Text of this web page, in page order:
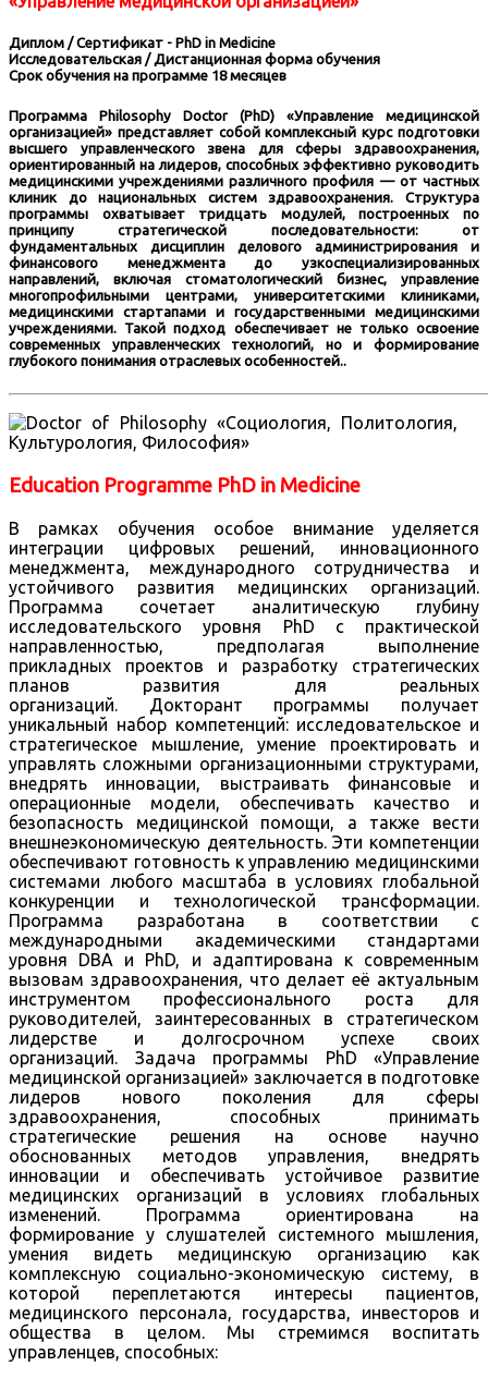
Диплом / Сертификат - PhD in Medicine
Исследовательская / Дистанционная форма обучения
Срок обучения на программе 18 месяцев
Программа Philosophy Doctor (PhD) «Управление медицинской
организацией» представляет собой комплексный курс подготовки
высшего управленческого звена для сферы здравоохранения,
ориентированный на лидеров, способных эффективно руководить
медицинскими учреждениями различного профиля — от частных
клиник до национальных систем здравоохранения. Структура
программы охватывает тридцать модулей, построенных по
принципу стратегической последовательности: от
фундаментальных дисциплин делового администрирования и
финансового менеджмента до узкоспециализированных
направлений, включая стоматологический бизнес, управление
многопрофильными центрами, университетскими клиниками,
медицинскими стартапами и государственными медицинскими
учреждениями. Такой подход обеспечивает не только освоение
современных управленческих технологий, но и формирование
глубокого понимания отраслевых особенностей..
Education Programme PhD in Medicine
В рамках обучения особое внимание уделяется
интеграции цифровых решений, инновационного
менеджмента, международного сотрудничества и
устойчивого развития медицинских организаций.
Программа сочетает аналитическую глубину
исследовательского уровня PhD с практической
направленностью, предполагая выполнение
прикладных проектов и разработку стратегических
планов развития для реальных
организаций. Докторант программы получает
уникальный набор компетенций: исследовательское и
стратегическое мышление, умение проектировать и
управлять сложными организационными структурами,
внедрять инновации, выстраивать финансовые и
операционные модели, обеспечивать качество и
безопасность медицинской помощи, а также вести
внешнеэкономическую деятельность. Эти компетенции
обеспечивают готовность к управлению медицинскими
системами любого масштаба в условиях глобальной
конкуренции и технологической трансформации.
Программа разработана в соответствии с
международными академическими стандартами
уровня DBA и PhD, и адаптирована к современным
вызовам здравоохранения, что делает её актуальным
инструментом профессионального роста для
руководителей, заинтересованных в стратегическом
лидерстве и долгосрочном успехе своих
организаций. Задача программы PhD «Управление
медицинской организацией» заключается в подготовке
лидеров нового поколения для сферы
здравоохранения, способных принимать
стратегические решения на основе научно
обоснованных методов управления, внедрять
инновации и обеспечивать устойчивое развитие
медицинских организаций в условиях глобальных
изменений. Программа ориентирована на
формирование у слушателей системного мышления,
умения видеть медицинскую организацию как
комплексную социально-экономическую систему, в
которой переплетаются интересы пациентов,
медицинского персонала, государства, инвесторов и
общества в целом. Мы стремимся воспитать
управленцев, способных: